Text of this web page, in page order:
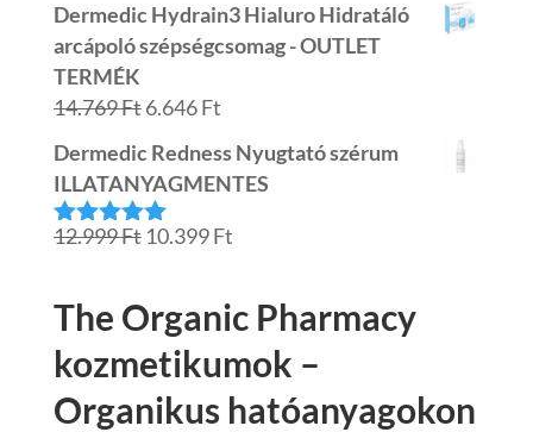
was:
8.499 Ft.
is:
4.249 Ft.
Dermedic Hydrain3 Hialuro Hidratáló
arcápoló szépségcsomag - OUTLET
TERMÉK
14.769FtOriginal
was:
14.769 Ft.
6.646FtCurrent
is:
6.646 Ft.
Dermedic Redness Nyugtató szérum
ILLATANYAGMENTES
Értékelés:
12.999Ft Original
12.999 Ft.
10.399FtCurrent
10.399 Ft.
The Organic Pharmacy
kozmetikumok –
Organikus hatóanyagokon